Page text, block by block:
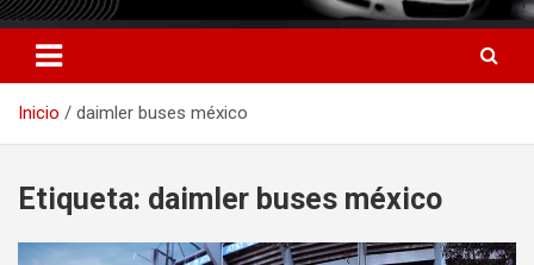
Inicio daimler buses méxico
Etiqueta: daimler buses méxico